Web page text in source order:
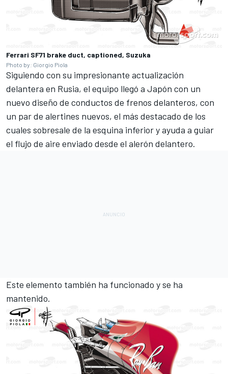
Ferrari SF71 brake duct, captioned, Suzuka
Photo by: Giorgio Piola
Siguiendo con su impresionante actualización
delantera en Rusia, el equipo llegó a Japón con un
nuevo diseño de conductos de frenos delanteros, con
un par de alertines nuevos, el más destacado de los
cuales sobresale de la esquina inferior y ayuda a guiar
el flujo de aire enviado desde el alerón delantero.
Este elemento también ha funcionado y se ha
mantenido.